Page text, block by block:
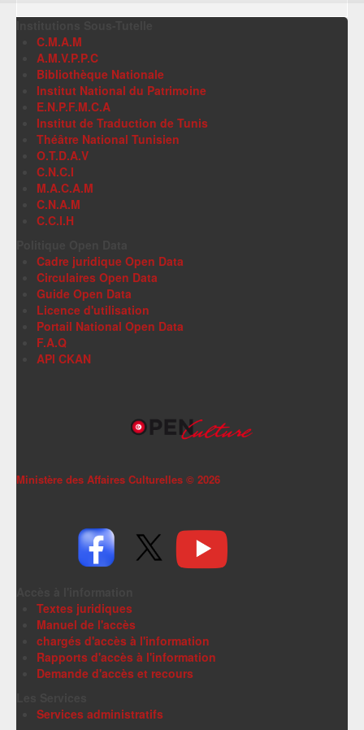
C.M.A.M
A.M.V.P.P.C
Bibliothèque Nationale
Institut National du Patrimoine
E.N.P.F.M.C.A
Institut de Traduction de Tunis
Théâtre National Tunisien
O.T.D.A.V
C.N.C.I
M.A.C.A.M
C.N.A.M
C.C.I.H
Cadre juridique Open Data
Circulaires Open Data
Guide Open Data
Licence d'utilisation
Portail National Open Data
F.A.Q
API CKAN
Ministère des Affaires Culturelles © 2026
Textes juridiques
Manuel de l'accès
chargés d'accès à l'information
Rapports d'accès à l'information
Demande d'accès et recours
Services administratifs